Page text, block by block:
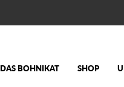
DAS BOHNIKAT SHOP